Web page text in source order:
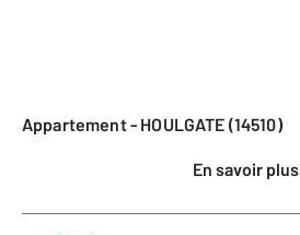
Appartement - HOULGATE (14510)
En savoir plus